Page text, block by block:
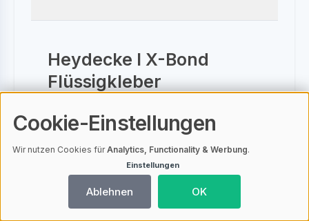
Heydecke I X-Bond
Flüssigkleber
X-Bond Flüssigkleber: Extrem
starker Halt für Haarsysteme in
jeder Situation. Bis zu 6 Wochen
Halt, wasser- und
schweißresistent. Sparsam in der
Cookie-Einstellungen
Wir nutzen Cookies fürAnalytics, Functionality & Werbung.
Einstellungen
Ablehnen OK